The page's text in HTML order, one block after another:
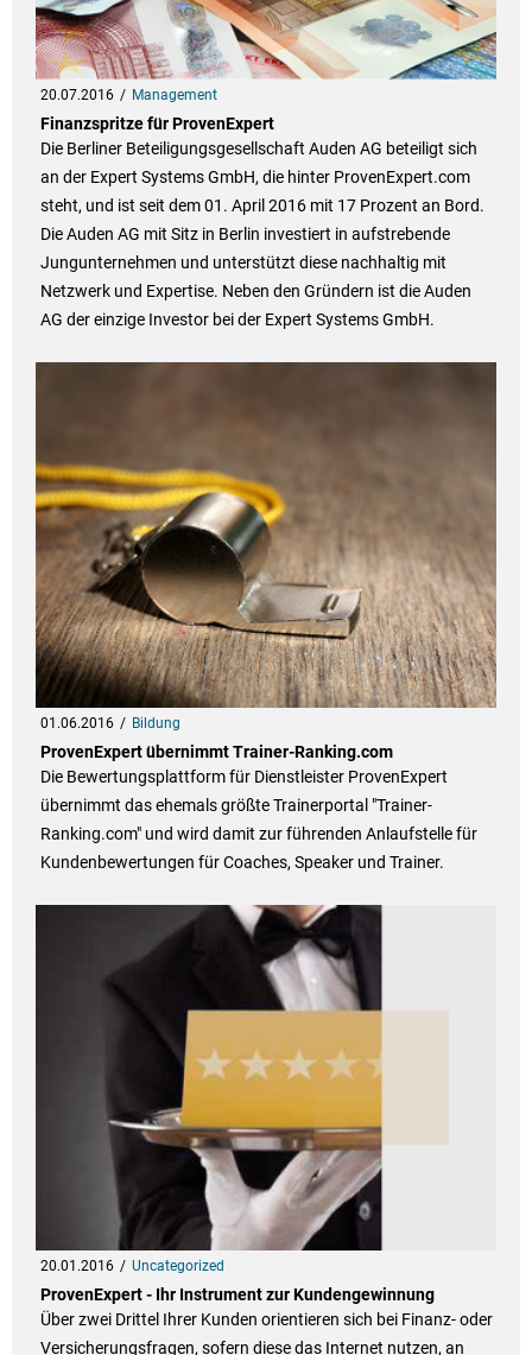
20.07.2016 Management
Finanzspritze für ProvenExpert
Die Berliner Beteiligungsgesellschaft Auden AG beteiligt sich
an der Expert Systems GmbH, die hinter ProvenExpert.com
steht, und ist seit dem 01. April 2016 mit 17 Prozent an Bord.
Die Auden AG mit Sitz in Berlin investiert in aufstrebende
Jungunternehmen und unterstützt diese nachhaltig mit
Netzwerk und Expertise. Neben den Gründern ist die Auden
AG der einzige Investor bei der Expert Systems GmbH.
01.06.2016 Bildung
ProvenExpert übernimmt Trainer-Ranking.com
Die Bewertungsplattform für Dienstleister ProvenExpert
übernimmt das ehemals größte Trainerportal "Trainer-
Ranking.com" und wird damit zur führenden Anlaufstelle für
Kundenbewertungen für Coaches, Speaker und Trainer.
20.01.2016 Uncategorized
ProvenExpert - Ihr Instrument zur Kundengewinnung
Über zwei Drittel Ihrer Kunden orientieren sich bei Finanz- oder
Versicherungsfragen, sofern diese das Internet nutzen, an